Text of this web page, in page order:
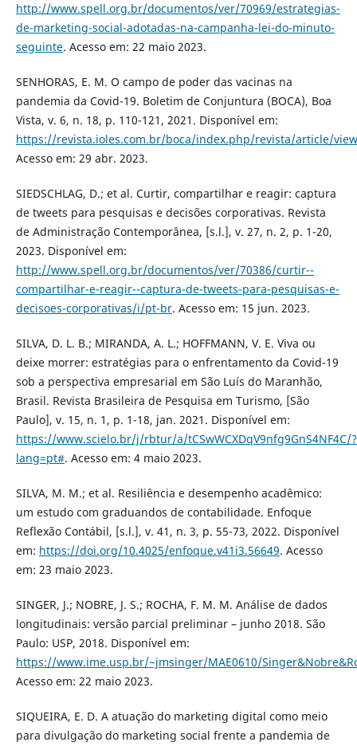
http://www.spell.org.br/documentos/ver/70969/estrategias-
de-marketing-social-adotadas-na-campanha-lei-do-minuto-
seguinte. Acesso em: 22 maio 2023.
SENHORAS, E. M. O campo de poder das vacinas na
pandemia da Covid-19. Boletim de Conjuntura (BOCA), Boa
Vista, v. 6, n. 18, p. 110-121, 2021. Disponível em:
https://revista.ioles.com.br/boca/index.php/revista/article/
Acesso em: 29 abr. 2023.
SIEDSCHLAG, D.; et al. Curtir, compartilhar e reagir: captura
de tweets para pesquisas e decisões corporativas. Revista
de Administração Contemporânea, [s.l.], v. 27, n. 2, p. 1-20,
2023. Disponível em:
http://www.spell.org.br/documentos/ver/70386/curtir--
compartilhar-e-reagir--captura-de-tweets-para-pesquisas-e-
decisoes-corporativas/i/pt-br. Acesso em: 15 jun. 2023.
SILVA, D. L. B.; MIRANDA, A. L.; HOFFMANN, V. E. Viva ou
deixe morrer: estratégias para o enfrentamento da Covid-19
sob a perspectiva empresarial em São Luís do Maranhão,
Brasil. Revista Brasileira de Pesquisa em Turismo, [São
Paulo], v. 15, n. 1, p. 1-18, jan. 2021. Disponível em:
https://www.scielo.br/j/rbtur/a/tCSwWCXDqV9nfg9GnS4NF4C/?
lang=pt#. Acesso em: 4 maio 2023.
SILVA, M. M.; et al. Resiliência e desempenho acadêmico:
um estudo com graduandos de contabilidade. Enfoque
Reflexão Contábil, [s.l.], v. 41, n. 3, p. 55-73, 2022. Disponível
em: https://doi.org/10.4025/enfoque.v41i3.56649. Acesso
em: 23 maio 2023.
SINGER, J.; NOBRE, J. S.; ROCHA, F. M. M. Análise de dados
longitudinais: versão parcial preliminar – junho 2018. São
Paulo: USP, 2018. Disponível em:
https://www.ime.usp.br/~jmsinger/MAE0610/
Acesso em: 22 maio 2023.
SIQUEIRA, E. D. A atuação do marketing digital como meio
para divulgação do marketing social frente a pandemia de